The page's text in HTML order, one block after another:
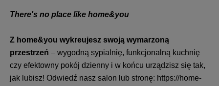
There's no place like home&you
Z home&you wykreujesz swoją wymarzoną
przestrzeń – wygodną sypialnię, funkcjonalną kuchnię
czy efektowny pokój dzienny i w końcu urządzisz się tak,
jak lubisz! Odwiedź nasz salon lub stronę: https://home-